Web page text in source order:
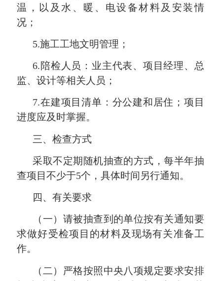
温，以及水、暖、电设备材料及安装情
况；
5.施工工地文明管理；
6.陪检人员：业主代表、项目经理、总
监、设计等相关人员；
7.在建项目清单：分公建和居住；项目
进度应及时掌握。
三、检查方式
采取不定期随机抽查的方式，每半年抽
查项目不少于5个，具体时间另行通知。
四、有关要求
（一）请被抽查到的单位按有关通知要
求做好受检项目的材料及现场有关准备工
作。
（二）严格按照中央八项规定要求安排